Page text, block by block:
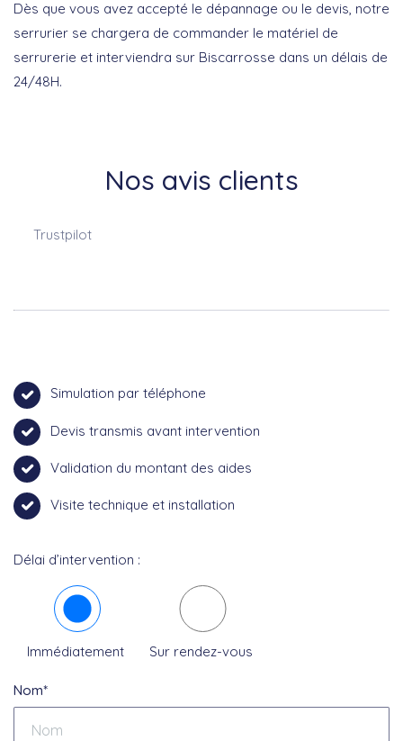
Dès que vous avez accepté le dépannage ou le devis, notre
serrurier se chargera de commander le matériel de
serrurerie et interviendra sur Biscarrosse dans un délais de
24/48H.
Nos avis clients
Trustpilot
Simulation par téléphone
Devis transmis avant intervention
Validation du montant des aides
Visite technique et installation
Délai d’intervention :
Immédiatement Sur rendez-vous
Nom*